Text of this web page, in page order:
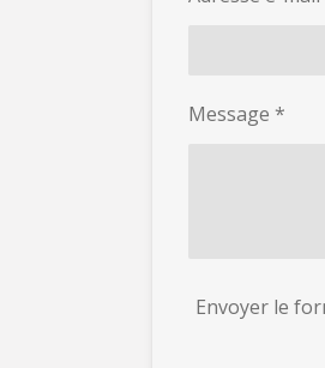
Message *
Envoyer le